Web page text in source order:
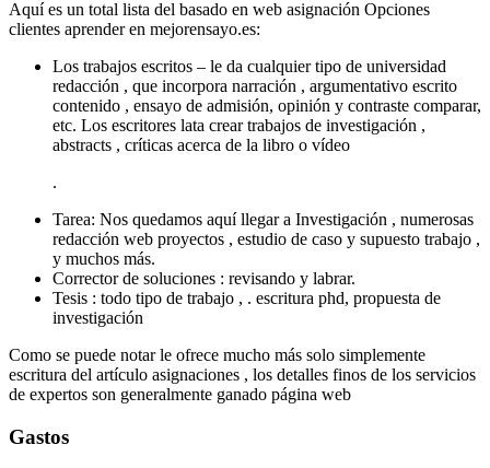
Aquí es un total lista del basado en web asignación Opciones
clientes aprender en mejorensayo.es:
Los trabajos escritos – le da cualquier tipo de universidad
redacción , que incorpora narración , argumentativo escrito
contenido , ensayo de admisión, opinión y contraste comparar,
etc. Los escritores lata crear trabajos de investigación ,
abstracts , críticas acerca de la libro o vídeo
.
Tarea: Nos quedamos aquí llegar a Investigación , numerosas
redacción web proyectos , estudio de caso y supuesto trabajo ,
y muchos más.
Corrector de soluciones : revisando y labrar.
Tesis : todo tipo de trabajo , . escritura phd, propuesta de
investigación
Como se puede notar le ofrece mucho más solo simplemente
escritura del artículo asignaciones , los detalles finos de los servicios
de expertos son generalmente ganado página web
Gastos